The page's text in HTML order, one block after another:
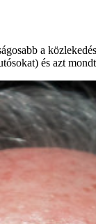
a
és azt